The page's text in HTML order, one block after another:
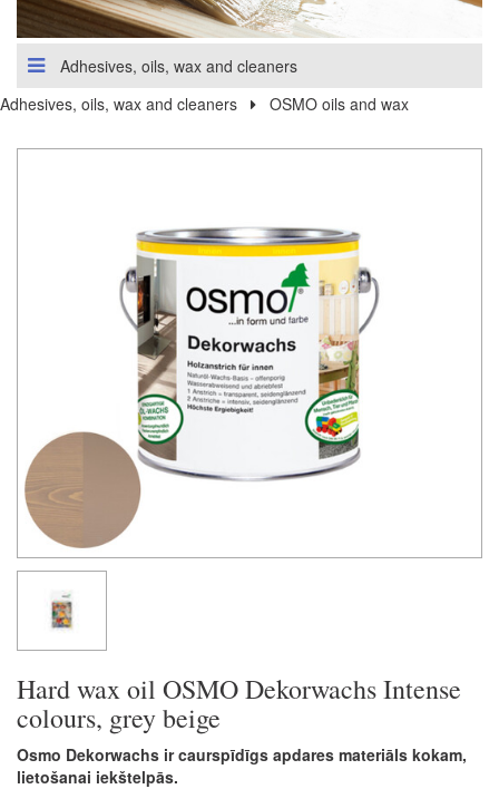
Adhesives, oils, wax and cleaners
Adhesives, oils, wax and cleaners
OSMO oils and wax
Hard wax oil OSMO Dekorwachs Intense
colours, grey beige
Osmo Dekorwachs ir caurspīdīgs apdares materiāls kokam,
lietošanai iekštelpās.